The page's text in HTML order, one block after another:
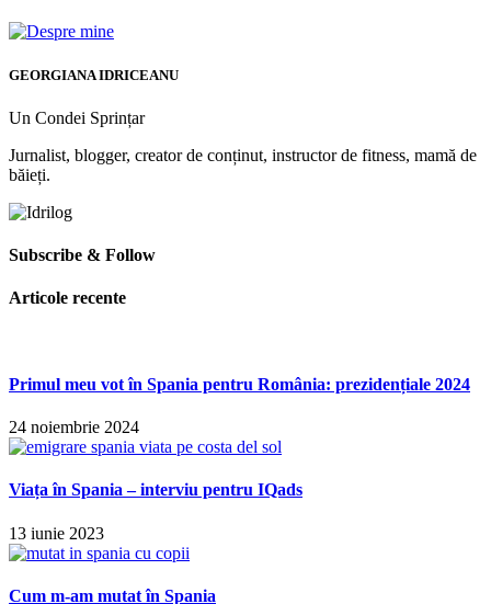
GEORGIANA IDRICEANU
Un Condei Sprințar
Jurnalist, blogger, creator de conținut, instructor de fitness, mamă de
băieți.
Subscribe & Follow
Articole recente
Primul meu vot în Spania pentru România: prezidențiale 2024
24 noiembrie 2024
Viața în Spania – interviu pentru IQads
13 iunie 2023
Cum m-am mutat în Spania